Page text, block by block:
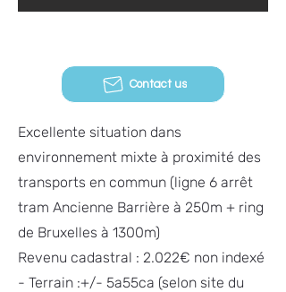
Contact us
Excellente situation dans
environnement mixte à proximité des
transports en commun (ligne 6 arrêt
tram Ancienne Barrière à 250m + ring
de Bruxelles à 1300m)
Revenu cadastral : 2.022€ non indexé
- Terrain :+/- 5a55ca (selon site du